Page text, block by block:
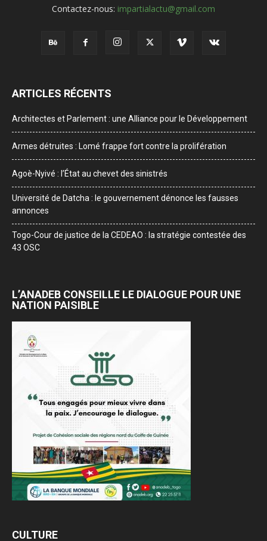
Contactez-nous: impartialactu@gmail.com
ARTICLES RÉCENTS
Architectes et Parlement : une Alliance pour le Développement
Armes détruites : Lomé frappe fort contre la prolifération
Agoè-Nyivé : l’État au chevet des sinistrés
Université de Datcha : le gouvernement dénonce les fausses
annonces
Togo-Cour de justice de la CEDEAO : la stratégie contestée des
43 OSC
L’ANADEB CONSEILLE LE DIALOGUE POUR UNE
NATION PAISIBLE
CULTURE